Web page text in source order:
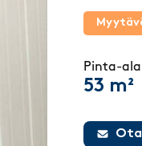
Pinta-ala
53 m²